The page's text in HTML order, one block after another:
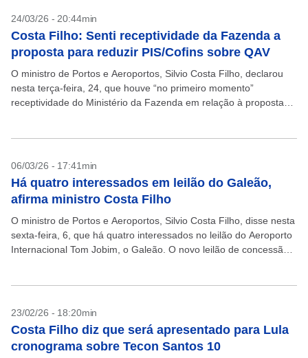
24/03/26 - 20:44min
Costa Filho: Senti receptividade da Fazenda a
proposta para reduzir PIS/Cofins sobre QAV
O ministro de Portos e Aeroportos, Silvio Costa Filho, declarou
nesta terça-feira, 24, que houve “no primeiro momento”
receptividade do Ministério da Fazenda em relação à proposta
06/03/26 - 17:41min
Há quatro interessados em leilão do Galeão,
afirma ministro Costa Filho
O ministro de Portos e Aeroportos, Silvio Costa Filho, disse nesta
sexta-feira, 6, que há quatro interessados no leilão do Aeroporto
Internacional Tom Jobim, o Galeão. O novo leilão de concessão
23/02/26 - 18:20min
Costa Filho diz que será apresentado para Lula
cronograma sobre Tecon Santos 10